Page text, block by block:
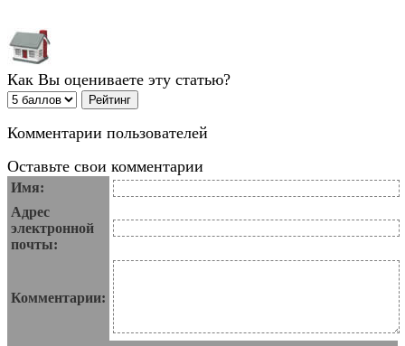
Как Вы оцениваете эту статью?
Комментарии пользователей
Оставьте свои комментарии
Имя:
Адрес
электронной
почты:
Комментарии: